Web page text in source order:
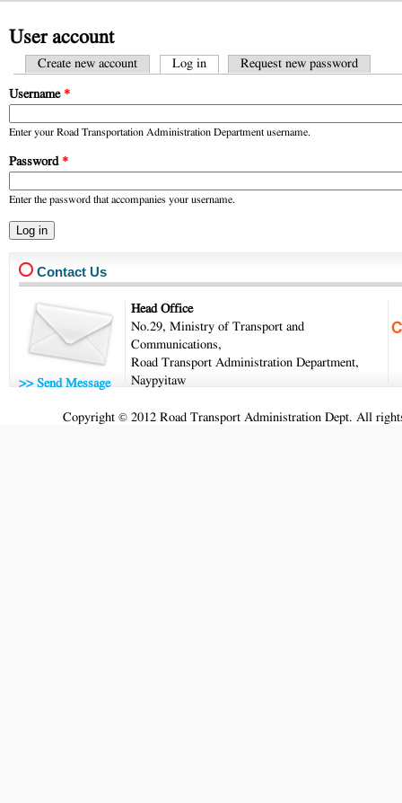
User account
Primary tabs
Create new account Log in(active tab)Request new password
Username *
Enter your Road Transportation Administration Department username.
Password *
Enter the password that accompanies your username.
Contact Us
>> Send Message
Head Office
No.29, Ministry of Transport and
Communications,
Road Transport Administration Department,
Naypyitaw
Copyright © 2012 Road Transport Administration Dept. All